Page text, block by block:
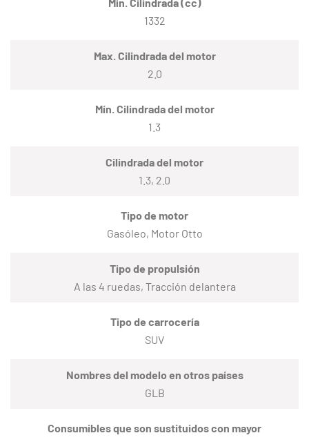
1332
Max. Cilindrada del motor
2.0
Mín. Cilindrada del motor
1.3
Cilindrada del motor
1.3, 2.0
Tipo de motor
Gasóleo, Motor Otto
Tipo de propulsión
A las 4 ruedas, Tracción delantera
Tipo de carrocería
SUV
Nombres del modelo en otros países
GLB
Consumibles que son sustituidos con mayor